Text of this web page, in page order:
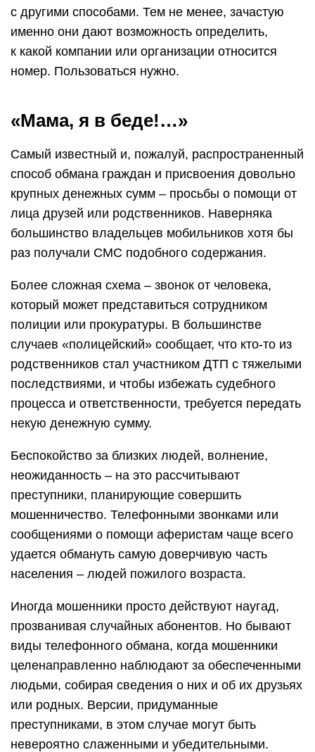
с другими способами. Тем не менее, зачастую
именно они дают возможность определить,
к какой компании или организации относится
номер. Пользоваться нужно.
«Мама, я в беде!…»
Самый известный и, пожалуй, распространенный
способ обмана граждан и присвоения довольно
крупных денежных сумм – просьбы о помощи от
лица друзей или родственников. Наверняка
большинство владельцев мобильников хотя бы
раз получали СМС подобного содержания.
Более сложная схема – звонок от человека,
который может представиться сотрудником
полиции или прокуратуры. В большинстве
случаев «полицейский» сообщает, что кто-то из
родственников стал участником ДТП с тяжелыми
последствиями, и чтобы избежать судебного
процесса и ответственности, требуется передать
некую денежную сумму.
Беспокойство за близких людей, волнение,
неожиданность – на это рассчитывают
преступники, планирующие совершить
мошенничество. Телефонными звонками или
сообщениями о помощи аферистам чаще всего
удается обмануть самую доверчивую часть
населения – людей пожилого возраста.
Иногда мошенники просто действуют наугад,
прозванивая случайных абонентов. Но бывают
виды телефонного обмана, когда мошенники
целенаправленно наблюдают за обеспеченными
людьми, собирая сведения о них и об их друзьях
или родных. Версии, придуманные
преступниками, в этом случае могут быть
невероятно слаженными и убедительными.